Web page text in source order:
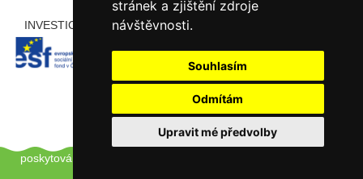
stránek a zjištění zdroje
návštěvnosti.
Souhlasím
Odmítám
Upravit mé předvolby
INVESTICE ROZVOJE DO VZDĚLÁVÁNÍ
Copyright © 2012 - 2026 ZŠ Šlapanice, Tento web používá k
poskytování služeb a analýze návštěvnosti soubory cookie.